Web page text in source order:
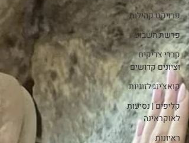
פרויקט קהילות
פרשת השבוע
קברי צדיקים
וציונים קדושים
קואצ'ינג לזוגיות
קליפים | נסיעות
לאוקראינה
ראיונות